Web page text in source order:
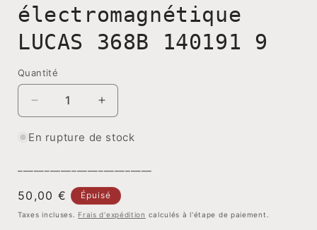
électromagnétique
LUCAS 368B 140191 9
Quantité
Réduire
la
quantité
LUCAS
368B
Augmenter
la
quantité
LUCAS
368B
En rupture de stock
Prix
habituel
50,00 € Épuisé
Taxes incluses. Frais d'expédition calculés à l'étape de paiement.